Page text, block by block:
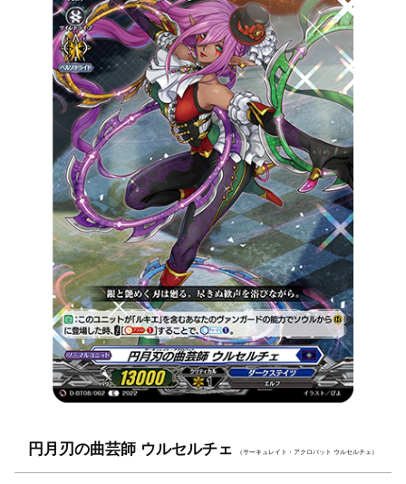
円月刃の曲芸師 ウルセルチェ （サーキュレイト・アクロバット ウルセルチェ）